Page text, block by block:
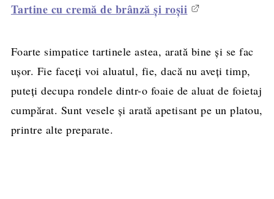
Tartine cu cremă de brânză şi roşii
Foarte simpatice tartinele astea, arată bine şi se fac
uşor. Fie faceţi voi aluatul, fie, dacă nu aveţi timp,
puteţi decupa rondele dintr-o foaie de aluat de foietaj
cumpărat. Sunt vesele şi arată apetisant pe un platou,
printre alte preparate.